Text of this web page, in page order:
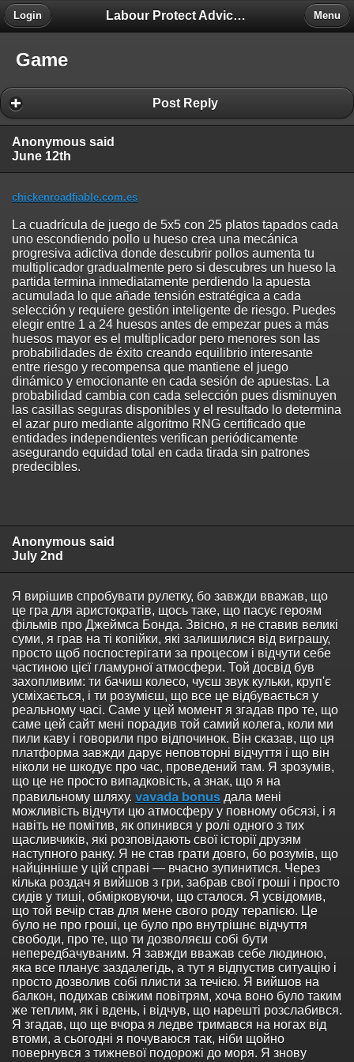
Labour Protect Advice Forum
Login Menu
Game
Post Reply
Anonymous said
June 12th
chickenroadfiable.com.es
La cuadrícula de juego de 5x5 con 25 platos tapados cada
uno escondiendo pollo u hueso crea una mecánica
progresiva adictiva donde descubrir pollos aumenta tu
multiplicador gradualmente pero si descubres un hueso la
partida termina inmediatamente perdiendo la apuesta
acumulada lo que añade tensión estratégica a cada
selección y requiere gestión inteligente de riesgo. Puedes
elegir entre 1 a 24 huesos antes de empezar pues a más
huesos mayor es el multiplicador pero menores son las
probabilidades de éxito creando equilibrio interesante
entre riesgo y recompensa que mantiene el juego
dinámico y emocionante en cada sesión de apuestas. La
probabilidad cambia con cada selección pues disminuyen
las casillas seguras disponibles y el resultado lo determina
el azar puro mediante algoritmo RNG certificado que
entidades independientes verifican periódicamente
asegurando equidad total en cada tirada sin patrones
predecibles.
Anonymous said
July 2nd
Я вирішив спробувати рулетку, бо завжди вважав, що
це гра для аристократів, щось таке, що пасує героям
фільмів про Джеймса Бонда. Звісно, я не ставив великі
суми, я грав на ті копійки, які залишилися від виграшу,
просто щоб поспостерігати за процесом і відчути себе
частиною цієї гламурної атмосфери. Той досвід був
захопливим: ти бачиш колесо, чуєш звук кульки, круп'є
усміхається, і ти розумієш, що все це відбувається у
реальному часі. Саме у цей момент я згадав про те, що
саме цей сайт мені порадив той самий колега, коли ми
пили каву і говорили про відпочинок. Він сказав, що ця
платформа завжди дарує неповторні відчуття і що він
ніколи не шкодує про час, проведений там. Я зрозумів,
що це не просто випадковість, а знак, що я на
правильному шляху. vavada bonus дала мені
можливість відчути цю атмосферу у повному обсязі, і я
навіть не помітив, як опинився у ролі одного з тих
щасливчиків, які розповідають свої історії друзям
наступного ранку. Я не став грати довго, бо розумів, що
найцінніше у цій справі — вчасно зупинитися. Через
кілька роздач я вийшов з гри, забрав свої гроші і просто
сидів у тиші, обмірковуючи, що сталося. Я усвідомив,
що той вечір став для мене свого роду терапією. Це
було не про гроші, це було про внутрішнє відчуття
свободи, про те, що ти дозволяєш собі бути
непередбачуваним. Я завжди вважав себе людиною,
яка все планує заздалегідь, а тут я відпустив ситуацію і
просто дозволив собі плисти за течією. Я вийшов на
балкон, подихав свіжим повітрям, хоча воно було таким
же теплим, як і вдень, і відчув, що нарешті розслабився.
Я згадав, що ще вчора я ледве тримався на ногах від
втоми, а сьогодні я почуваюся так, ніби щойно
повернувся з тижневої подорожі до моря. Я знову